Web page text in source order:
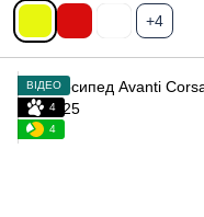
+4
ВІДЕО
4
4